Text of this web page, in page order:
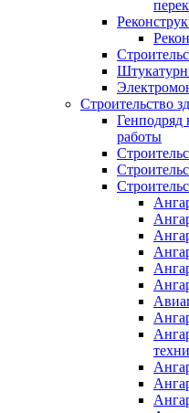
Строительство
Генподряд
работы